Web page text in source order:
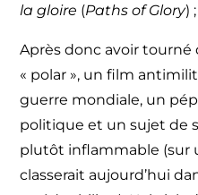
la gloire (Paths of Glory) ;
Après donc avoir
« polar », un film
guerre mondiale, un
politique et un sujet de
plutôt inflammable (sur
classerait aujourd’hui